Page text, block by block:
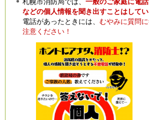
などの個人情報を聞き出すことはしてい
電話があったときには、 むやみに質問
注意ください！